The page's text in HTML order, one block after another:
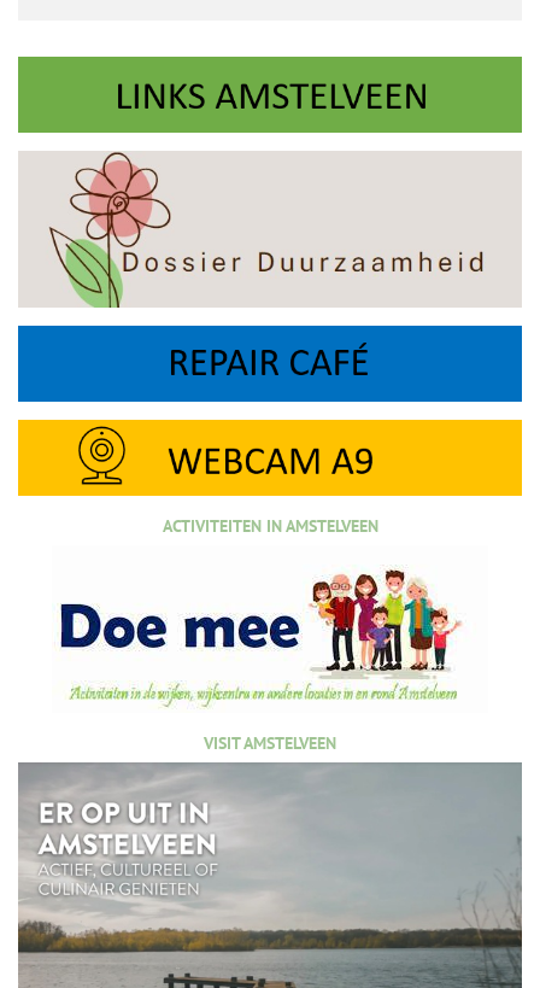
ACTIVITEITEN IN AMSTELVEEN
VISIT AMSTELVEEN